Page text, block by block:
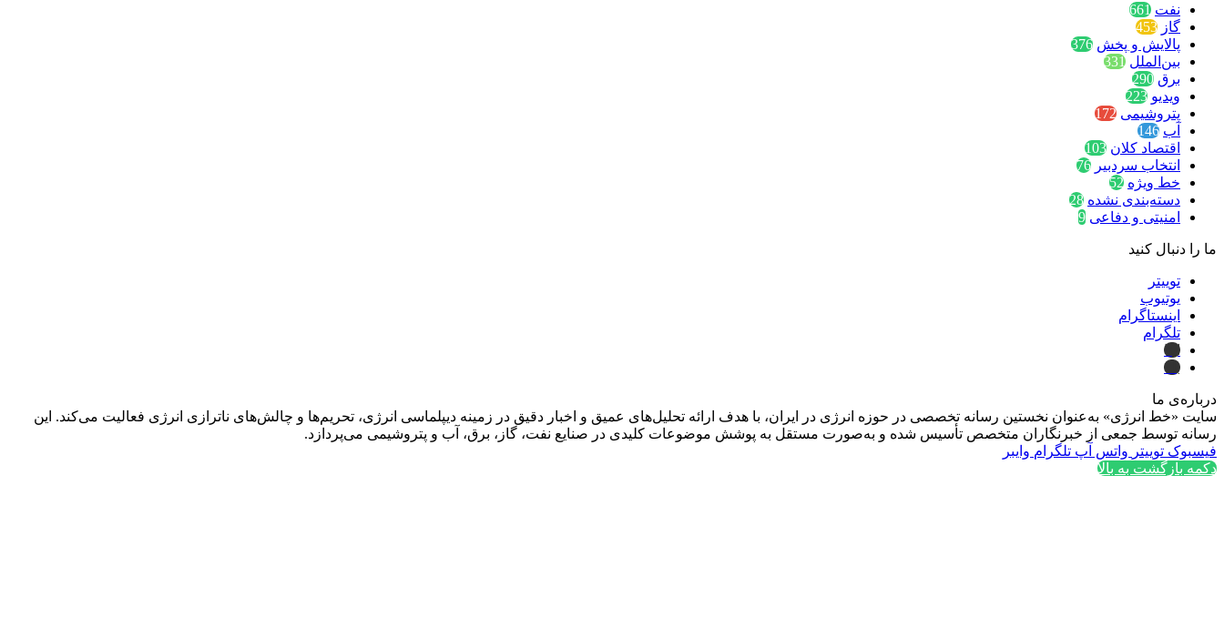
نفت 661
گاز 453
پالایش و پخش 376
بین‌الملل 331
برق 290
ویدیو 223
پتروشیمی 172
آب 146
اقتصاد کلان 103
انتخاب سردبیر 76
خط ویژه 52
دسته‌بندی نشده 28
امنیتی و دفاعی 9
ما را دنبال کنید
توییتر
یوتیوب
اینستاگرام
تلگرام
ایتا
بله
درباره‌ی ما
سایت «خط انرژی» به‌عنوان نخستین رسانه تخصصی در حوزه انرژی در ایران، با هدف ارائه تحلیل‌های عمیق و اخبار دقیق در زمینه دیپلماسی انرژی، تحریم‌ها و چالش‌های ناترازی انرژی فعالیت می‌کند. این
رسانه توسط جمعی از خبرنگاران متخصص تأسیس شده و به‌صورت مستقل به پوشش موضوعات کلیدی در صنایع نفت، گاز، برق، آب و پتروشیمی می‌پردازد.
فیسبوک توییتر واتس آپ تلگرام وایبر
دکمه بازگشت به بالا